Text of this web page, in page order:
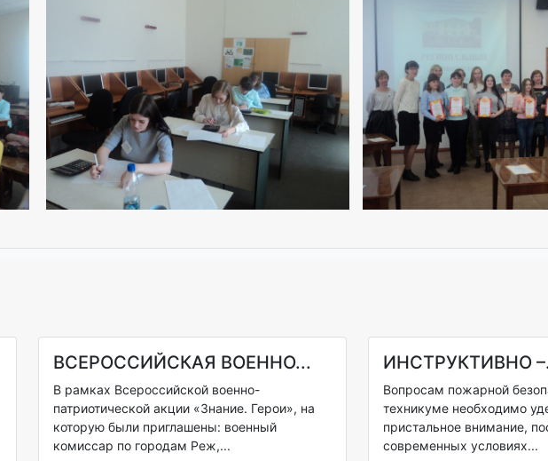
ВСЕРОССИЙСКАЯ ВОЕННО...
В рамках Всероссийской военно-
патриотической акции «Знание. Герои», на
которую были приглашены: военный
комиссар по городам Реж,...
ИНСТРУКТИВНО
Вопросам пожарной
техникуме необходимо
пристальное внимание,
современных условиях...